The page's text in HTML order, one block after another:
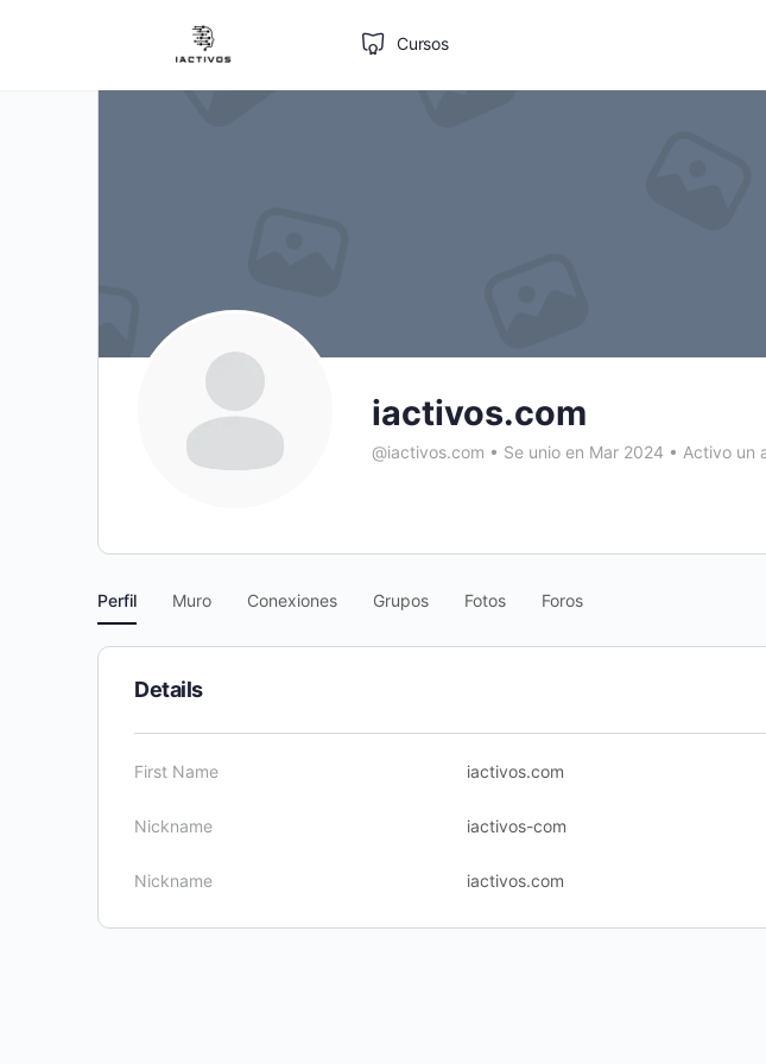
Cursos
iactivos.com
@iactivos.com • Se unio en Mar 2024 • Activo un
Perfil Muro Conexiones Grupos Fotos Foros
Details
First Name iactivos.com
Nickname iactivos-com
Nickname iactivos.com